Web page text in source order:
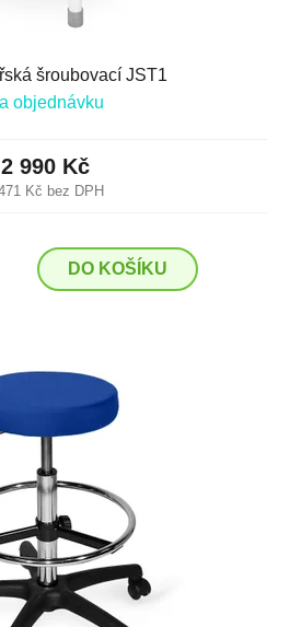
šroubovací JST1
objednávku
Kč bez DPH
2 990 Kč
DO KOŠÍKU